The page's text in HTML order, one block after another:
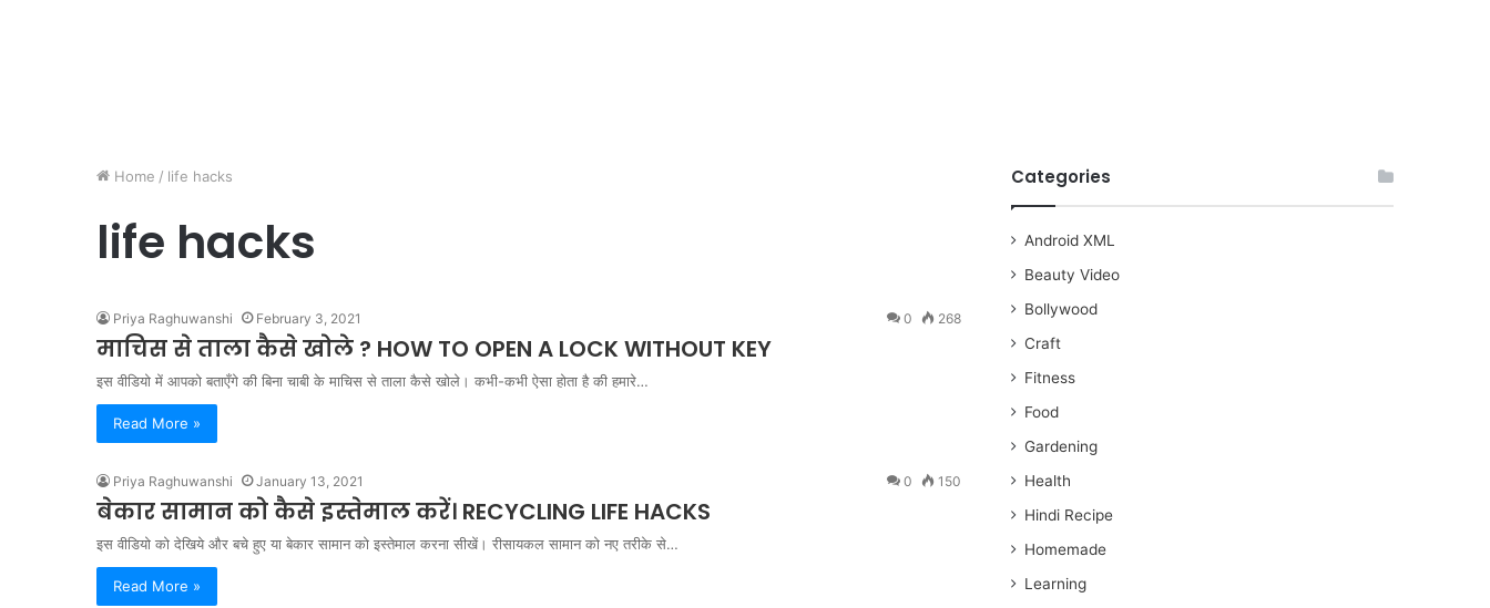
Home / life hacks
life hacks
Priya Raghuwanshi February 3, 2021 0 268
माचिस से ताला कैसे खोले ? HOW TO OPEN A LOCK WITHOUT KEY
इस वीडियो में आपको बताएँगे की बिना चाबी के माचिस से ताला कैसे खोले। कभी-कभी ऐसा होता है की हमारे…
Read More »
Priya Raghuwanshi January 13, 2021 0 150
बेकार सामान को कैसे इस्तेमाल करें। RECYCLING LIFE HACKS
इस वीडियो को देखिये और बचे हुए या बेकार सामान को इस्तेमाल करना सीखें। रीसायकल सामान को नए तरीके से…
Read More »
Categories
Android XML
Beauty Video
Bollywood
Craft
Fitness
Food
Gardening
Health
Hindi Recipe
Homemade
Learning